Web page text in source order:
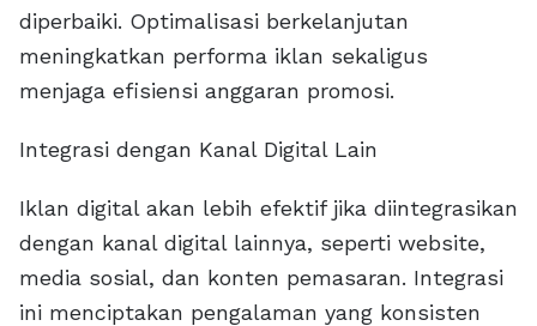
diperbaiki. Optimalisasi berkelanjutan
meningkatkan performa iklan sekaligus
menjaga efisiensi anggaran promosi.
Integrasi dengan Kanal Digital Lain
Iklan digital akan lebih efektif jika diintegrasikan
dengan kanal digital lainnya, seperti website,
media sosial, dan konten pemasaran. Integrasi
ini menciptakan pengalaman yang konsisten